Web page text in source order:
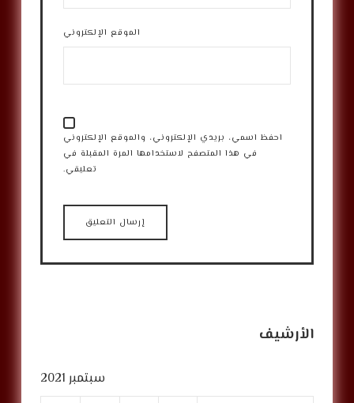
الموقع الإلكتروني
احفظ اسمي، بريدي الإلكتروني، والموقع الإلكتروني
في هذا المتصفح لاستخدامها المرة المقبلة في
تعليقي.
الأرشيف
سبتمبر 2021